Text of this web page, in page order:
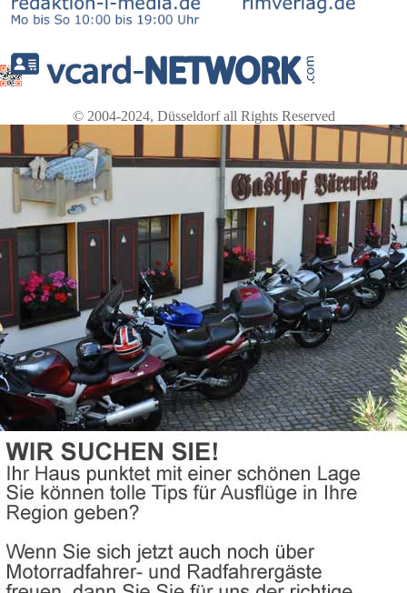
© 2004-2024, Düsseldorf all Rights Reserved